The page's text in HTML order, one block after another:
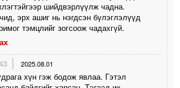
шийдвэрлүүлж чадна.
эрх ашиг нь нэгдсэн бүлэглэлүүд
тэмцлийг зогсоож чадахгүй.
2025.08.01
хүн гэж бодож явлаа. Гэтэл